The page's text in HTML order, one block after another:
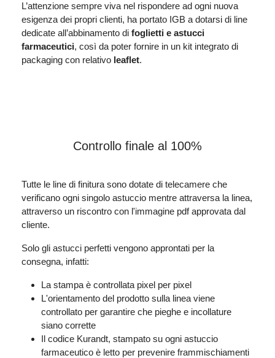
L’attenzione sempre viva nel rispondere ad ogni nuova
esigenza dei propri clienti, ha portato IGB a dotarsi di line
dedicate all’abbinamento di foglietti e astucci
farmaceutici, così da poter fornire in un kit integrato di
packaging con relativo leaflet.
Controllo finale al 100%
Tutte le line di finitura sono dotate di telecamere che
verificano ogni singolo astuccio mentre attraversa la linea,
attraverso un riscontro con l'immagine pdf approvata dal
cliente.
Solo gli astucci perfetti vengono approntati per la
consegna, infatti:
La stampa è controllata pixel per pixel
L'orientamento del prodotto sulla linea viene
controllato per garantire che pieghe e incollature
siano corrette
Il codice Kurandt, stampato su ogni astuccio
farmaceutico è letto per prevenire frammischiamenti